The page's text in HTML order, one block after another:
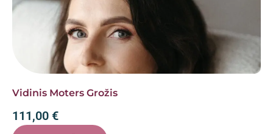
Vidinis Moters Grožis
111,00 €